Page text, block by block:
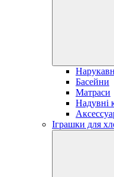
Басейни
Матраси
Надувні
Іграшки для